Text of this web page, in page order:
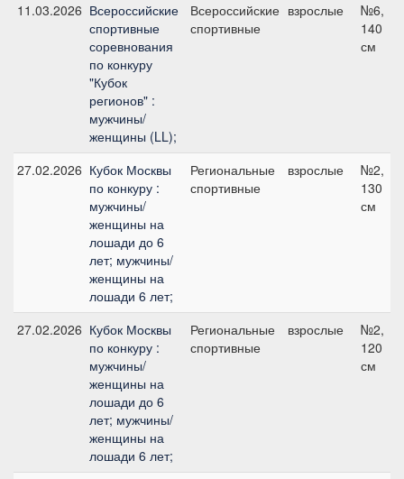
11.03.2026 Всероссийские
спортивные
соревнования
по конкуру
"Кубок
регионов" :
мужчины/
женщины (LL);
Всероссийские
спортивные
взрослые
№6,
140
см
27.02.2026 Кубок Москвы
по конкуру :
мужчины/
женщины на
лошади до 6
лет; мужчины/
женщины на
лошади 6 лет;
Региональные
спортивные
взрослые
№2,
130
см
27.02.2026 Кубок Москвы
по конкуру :
мужчины/
женщины на
лошади до 6
лет; мужчины/
женщины на
лошади 6 лет;
Региональные
спортивные
взрослые
№2,
120
см